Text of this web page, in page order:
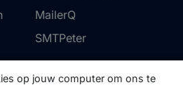
MailerQ
SMTPeter
op jouw computer om ons te